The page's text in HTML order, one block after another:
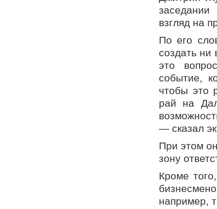
заседании
взгляд на
По его
создать ни
это
событие,
чтобы это
рай на
— сказал
При этом
зону
Кроме
например,